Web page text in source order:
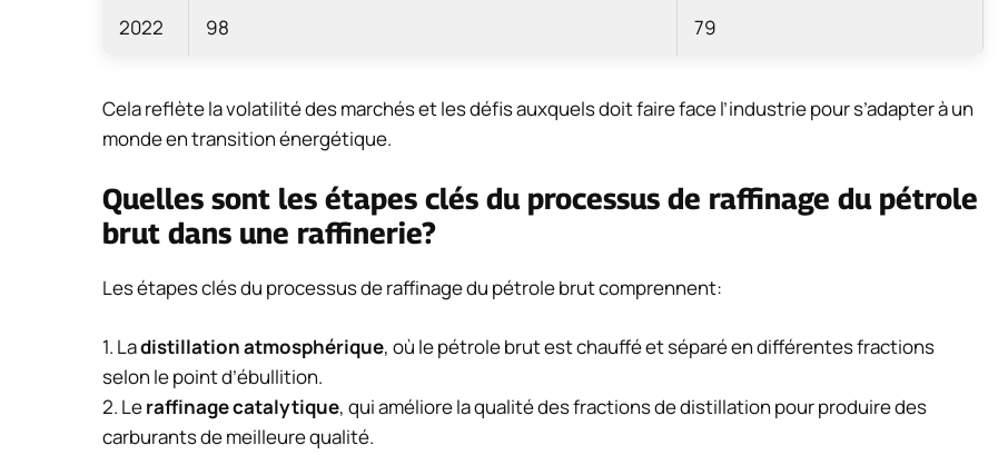
2022 98 79
Cela reflète la volatilité des marchés et les défis auxquels doit faire face l’industrie pour s’adapter à un
monde en transition énergétique.
Quelles sont les étapes clés du processus de raffinage du pétrole
brut dans une raffinerie?
Les étapes clés du processus de raffinage du pétrole brut comprennent:
1. Ladistillation atmosphérique, où le pétrole brut est chauffé et séparé en différentes fractions
selon le point d’ébullition.
2. Leraffinage catalytique, qui améliore la qualité des fractions de distillation pour produire des
carburants de meilleure qualité.